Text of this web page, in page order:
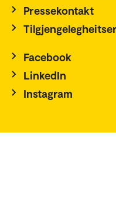
Pressekontakt
Facebook
LinkedIn
Instagram